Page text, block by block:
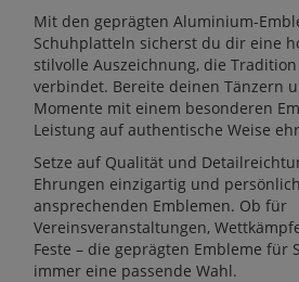
Mit den geprägten Aluminium-
Schuhplatteln sicherst du dir eine
stilvolle Auszeichnung, die
verbindet. Bereite deinen Tänzern
Momente mit einem besonderen
Leistung auf authentische Weise
Setze auf Qualität und
Ehrungen einzigartig und
ansprechenden Emblemen. Ob für
Vereinsveranstaltungen,
Feste – die geprägten Embleme für
immer eine passende Wahl.